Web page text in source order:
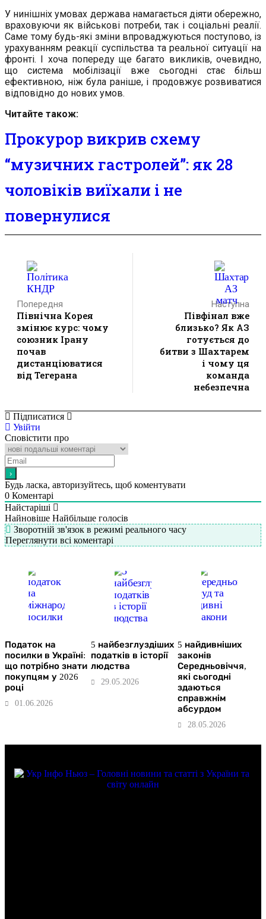
У нинішніх умовах держава намагається діяти обережно,
враховуючи як військові потреби, так і соціальні реалії.
Саме тому будь-які зміни впроваджуються поступово, із
урахуванням реакції суспільства та реальної ситуації на
фронті. І хоча попереду ще багато викликів, очевидно,
що система мобілізації вже сьогодні стає більш
ефективною, ніж була раніше, і продовжує розвиватися
відповідно до нових умов.
Читайте також:
Прокурор викрив схему
“музичних гастролей”: як 28
чоловіків виїхали і не
повернулися
Попередня
Північна Корея
змінює курс: чому
союзник Ірану
почав
дистанціюватися
від Тегерана
Наступна
Півфінал вже
близько? Як АЗ
готується до
битви з Шахтарем
і чому ця
команда
небезпечна
Підписатися
Увійти
Сповістити про
Будь ласка, авторизуйтесь, щоб коментувати
0 Коментарі
Найстаріші
Найновіше Найбільше голосів
Зворотній зв'язок в режимі реального часу
Переглянути всі коментарі
Податок на
посилки в Україні:
що потрібно знати
покупцям у 2026
році
01.06.2026
5 найбезглуздіших
податків в історії
людства
29.05.2026
5 найдивніших
законів
Середньовіччя,
які сьогодні
здаються
справжнім
абсурдом
28.05.2026